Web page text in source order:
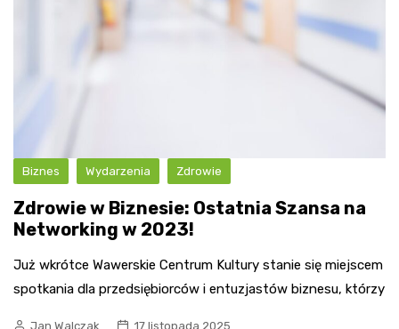
Biznes Wydarzenia Zdrowie
Zdrowie w Biznesie: Ostatnia Szansa na
Networking w 2023!
Już wkrótce Wawerskie Centrum Kultury stanie się miejscem
spotkania dla przedsiębiorców i entuzjastów biznesu, którzy
Jan Walczak 17 listopada 2025